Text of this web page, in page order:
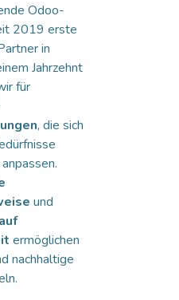
Odoo-
2019 erste
in
Jahrzehnt
für
, die sich
und
ermöglichen
nachhaltige